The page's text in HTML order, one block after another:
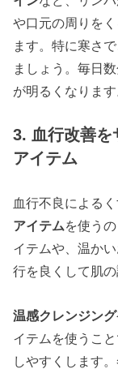
や口元の周りを
ます。特に寒さ
ましょう。毎日
が明るくなります
3. 血行改善を
アイテム
血行不良による
アイテムを使う
イテムや、温か
行を良くして肌
温感クレンジング
イテムを使うこ
しやすくします